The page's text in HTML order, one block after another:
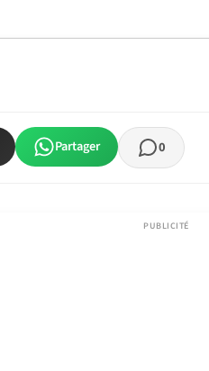
Partager 0